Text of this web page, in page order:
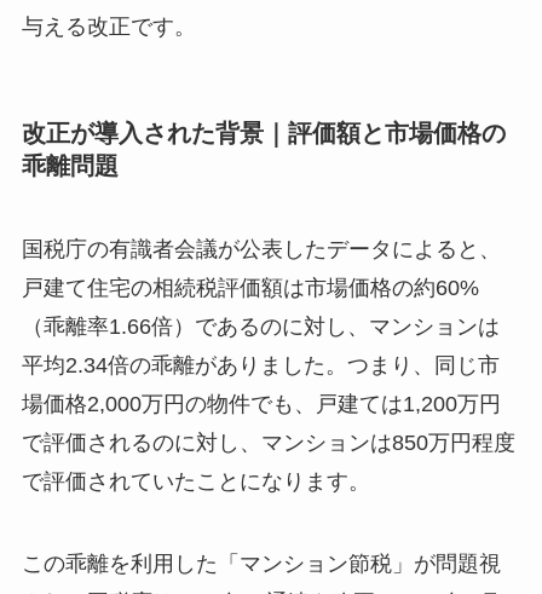
与える改正です。
改正が導入された背景｜評価額と市場価格の
乖離問題
国税庁の有識者会議が公表したデータによると、
戸建て住宅の相続税評価額は市場価格の約60%
（乖離率1.66倍）であるのに対し、マンションは
平均2.34倍の乖離がありました。つまり、同じ市
場価格2,000万円の物件でも、戸建ては1,200万円
で評価されるのに対し、マンションは850万円程度
で評価されていたことになります。
この乖離を利用した「マンション節税」が問題視